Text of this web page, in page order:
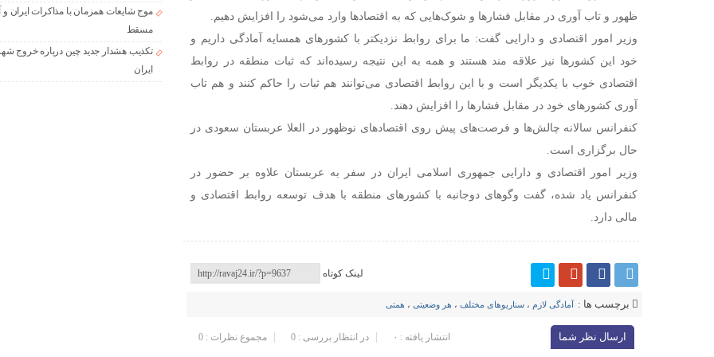
ظهور و تاب آوری در مقابل فشارها و شوک‌هایی که به اقتصادها وارد می‌شود را افزایش دهیم.
وزیر امور اقتصادی و دارایی گفت: ما برای روابط نزدیکتر با کشورهای همسایه آمادگی داریم و
خود این کشورها نیز علاقه مند هستند و همه به این نتیجه رسیده‌اند که ثبات منطقه در روابط
اقتصادی خوب با یکدیگر است و با این روابط اقتصادی می‌توانند هم ثبات را حاکم کنند و هم تاب
آوری کشورهای خود در مقابل فشارها را افزایش دهند.
کنفرانس سالانه چالش‌ها و فرصت‌های پیش روی اقتصادهای نوظهور در العلا عربستان سعودی در
حال برگزاری است.
وزیر امور اقتصادی و دارایی جمهوری اسلامی ایران در سفر به عربستان علاوه بر حضور در
کنفرانس یاد شده، گفت وگوهای دوجانبه با کشورهای منطقه با هدف توسعه روابط اقتصادی و
مالی دارد.
لینک کوتاه
برچسب ها : آمادگی لازم ، سناریوهای مختلف ، هر وضعیتی ، همتی
ارسال نظر شما مجموع نظرات : 0 در انتظار بررسی : 0 انتشار یافته : ۰
موج شایعات همزمان با مذاکرات ایران و
مسقط
تکذیب هشدار جدید چین درباره خروج
ایران